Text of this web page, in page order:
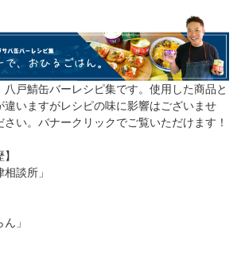
戸鯖缶バーレシピ集です。使用した商品と
違いますがレシピの味に影響はございませ
さい。バナークリックでご覧いただけます！
談所」
」